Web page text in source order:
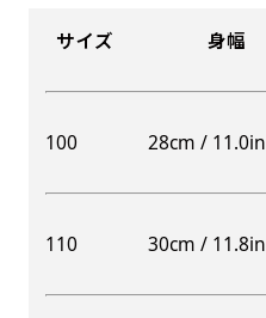
サイズ 身幅
100 28cm / 11.0in
110 30cm / 11.8in